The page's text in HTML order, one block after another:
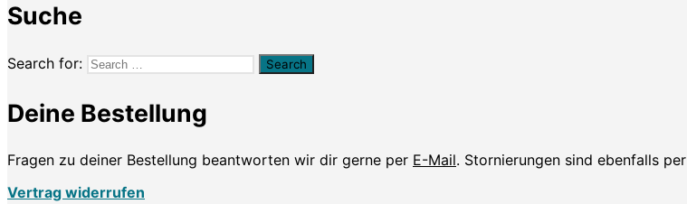
Suche
Search for:
Deine Bestellung
Fragen zu deiner Bestellung beantworten wir dir gerne per E-Mail. Stornierungen sind ebenfalls
Vertrag widerrufen